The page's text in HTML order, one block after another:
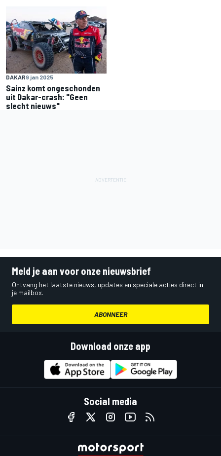
DAKAR9 jan 2025
Sainz komt ongeschonden
uit Dakar-crash: "Geen
slecht nieuws"
Meld je aan voor onze nieuwsbrief
Ontvang het laatste nieuws, updates en speciale acties direct in
je mailbox.
ABONNEER
Download onze app
Social media